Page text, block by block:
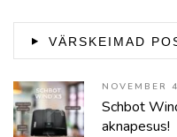
VÄRSKEIMAD
NOVEMBER
Schbot
aknapesus!